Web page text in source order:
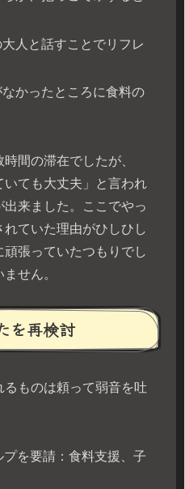
人と話すことでリフレ
かったところに食料の
間の滞在でしたが、
いても大丈夫」と言われ
来ました。ここでやっ
ていた理由がひしひし
張っていたつもりでし
せん。
を再検討
ものは頼って弱音を吐
を要請：食料支援、子